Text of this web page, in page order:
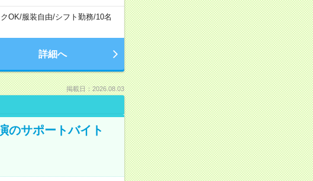
OK/服装自由/シフト勤務/10名
詳細へ
掲載日：2026.08.03
のサポートバイト